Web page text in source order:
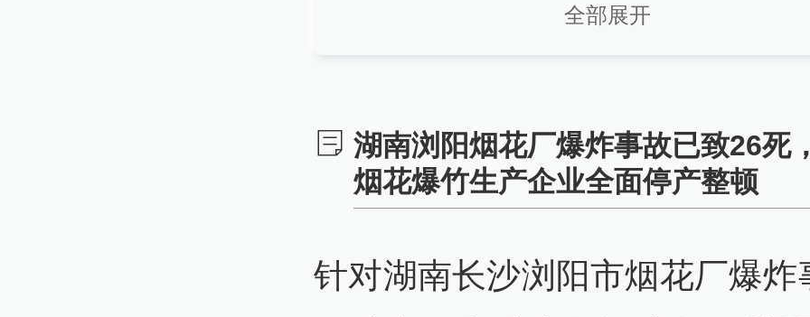
22:57
湖南烟花爆竹企业全面停产整顿
19:33
全部展开
湖南浏阳烟花厂爆炸事故已致26死
烟花爆竹生产企业全面停产整顿
针对湖南长沙浏阳市烟花厂爆炸